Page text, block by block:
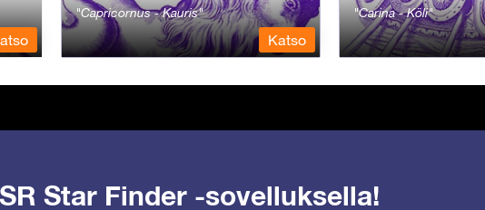
Capricornus - Kauris
Katso
Carina - Köli
Star Finder -sovelluksella!